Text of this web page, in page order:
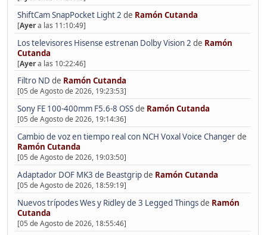
ShiftCam SnapPocket Light 2 de Ramón Cutanda
[Ayera las 11:10:49]
Los televisores Hisense estrenan Dolby Vision 2 de Ramón
Cutanda
[Ayera las 10:22:46]
Filtro ND de Ramón Cutanda
[05 de Agosto de 2026, 19:23:53]
Sony FE 100-400mm F5.6-8 OSSde Ramón Cutanda
[05 de Agosto de 2026, 19:14:36]
Cambio de voz en tiempo real con NCH Voxal Voice Changerde
Ramón Cutanda
[05 de Agosto de 2026, 19:03:50]
Adaptador DOF MK3 de Beastgripde Ramón Cutanda
[05 de Agosto de 2026, 18:59:19]
Nuevos trípodes Wes y Ridley de 3 Legged Thingsde Ramón
Cutanda
[05 de Agosto de 2026, 18:55:46]